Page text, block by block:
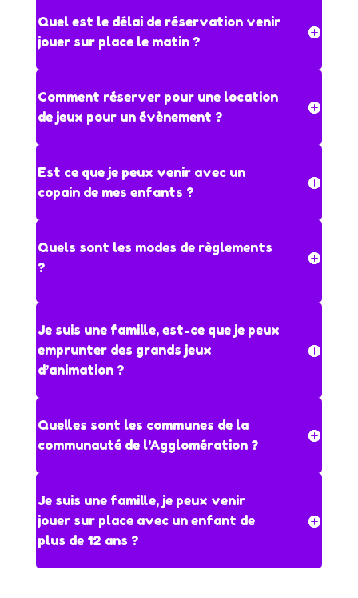
Quel est le délai de réservation venir
jouer sur place le matin ?
Comment réserver pour une location
de jeux pour un évènement ?
Est ce que je peux venir avec un
copain de mes enfants ?
Quels sont les modes de règlements
?
Je suis une famille, est-ce que je peux
emprunter des grands jeux
d’animation ?
Quelles sont les communes de la
communauté de l'Agglomération ?
Je suis une famille, je peux venir
jouer sur place avec un enfant de
plus de 12 ans ?